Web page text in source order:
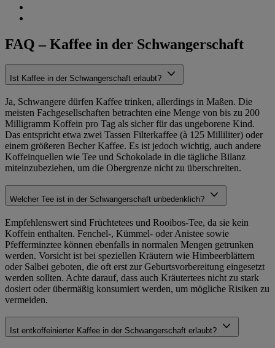
FAQ – Kaffee in der Schwangerschaft
Ist Kaffee in der Schwangerschaft erlaubt?
Ja, Schwangere dürfen Kaffee trinken, allerdings in Maßen. Die
meisten Fachgesellschaften betrachten eine Menge von bis zu 200
Milligramm Koffein pro Tag als sicher für das ungeborene Kind.
Das entspricht etwa zwei Tassen Filterkaffee (à 125 Milliliter) oder
einem größeren Becher Kaffee. Es ist jedoch wichtig, auch andere
Koffeinquellen wie Tee und Schokolade in die tägliche Bilanz
miteinzubeziehen, um die Obergrenze nicht zu überschreiten.
Welcher Tee ist in der Schwangerschaft unbedenklich?
Empfehlenswert sind Früchtetees und Rooibos-Tee, da sie kein
Koffein enthalten. Fenchel-, Kümmel- oder Anistee sowie
Pfefferminztee können ebenfalls in normalen Mengen getrunken
werden. Vorsicht ist bei speziellen Kräutern wie Himbeerblättern
oder Salbei geboten, die oft erst zur Geburtsvorbereitung eingesetzt
werden sollten. Achte darauf, dass auch Kräutertees nicht zu stark
dosiert oder übermäßig konsumiert werden, um mögliche Risiken zu
vermeiden.
Ist entkoffeinierter Kaffee in der Schwangerschaft erlaubt?